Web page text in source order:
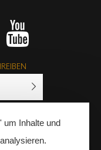
um Inhalte und